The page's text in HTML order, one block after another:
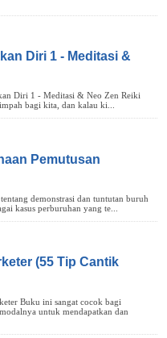
Diri 1 - Meditasi &
Pemutusan
(55 Tip Cantik